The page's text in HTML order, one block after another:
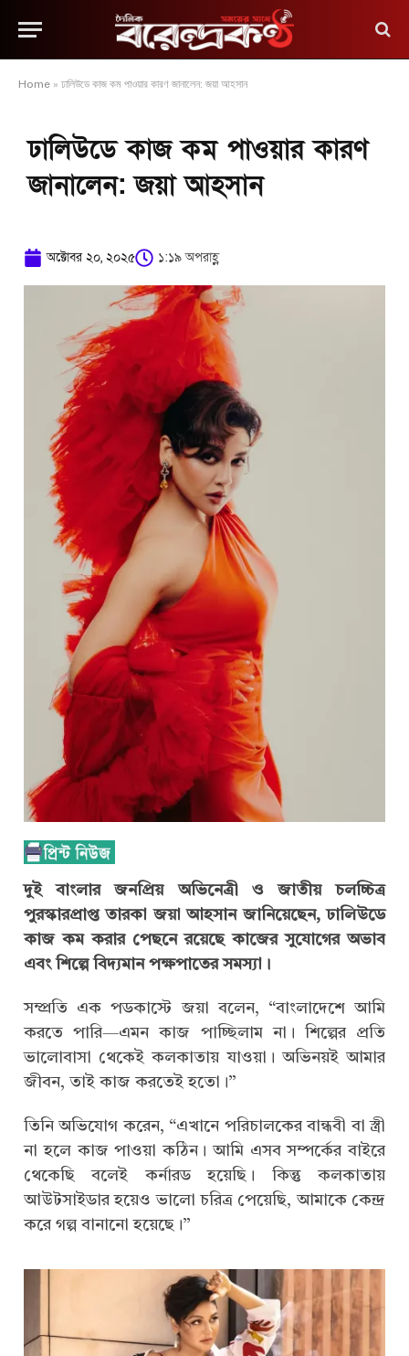
Home » ঢালিউডে কাজ কম পাওয়ার কারণ জানালেন: জয়া আহসান
ঢালিউডে কাজ কম পাওয়ার কারণ
জানালেন: জয়া আহসান
অক্টোবর ২০, ২০২৫ ১:১৯ অপরাহ্ণ
দুই বাংলার জনপ্রিয় অভিনেত্রী ও জাতীয় চলচ্চিত্র
পুরস্কারপ্রাপ্ত তারকা জয়া আহসান জানিয়েছেন, ঢালিউডে
কাজ কম করার পেছনে রয়েছে কাজের সুযোগের অভাব
এবং শিল্পে বিদ্যমান পক্ষপাতের সমস্যা।
সম্প্রতি এক পডকাস্টে জয়া বলেন, “বাংলাদেশে আমি
করতে পারি—এমন কাজ পাচ্ছিলাম না। শিল্পের প্রতি
ভালোবাসা থেকেই কলকাতায় যাওয়া। অভিনয়ই আমার
জীবন, তাই কাজ করতেই হতো।”
তিনি অভিযোগ করেন, “এখানে পরিচালকের বান্ধবী বা স্ত্রী
না হলে কাজ পাওয়া কঠিন। আমি এসব সম্পর্কের বাইরে
থেকেছি বলেই কর্নারড হয়েছি। কিন্তু কলকাতায়
আউটসাইডার হয়েও ভালো চরিত্র পেয়েছি, আমাকে কেন্দ্র
করে গল্প বানানো হয়েছে।”